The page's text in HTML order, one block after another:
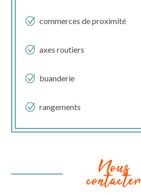
commerces de proximité
axes routiers
buanderie
rangements
Nous
contacter